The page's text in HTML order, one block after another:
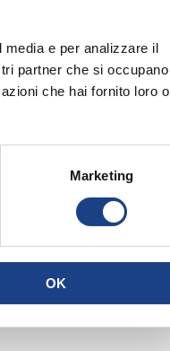
e per analizzare il
partner che si occupano
che hai fornito loro o
Marketing
OK